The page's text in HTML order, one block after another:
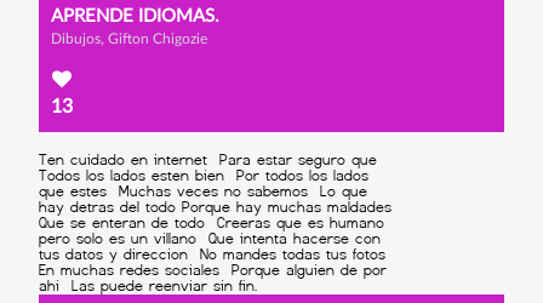
APRENDE IDIOMAS.
Dibujos, Gifton Chigozie
13